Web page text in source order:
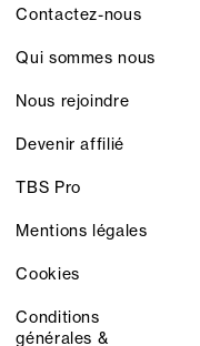
Contactez-nous
Qui sommes nous
Nous rejoindre
Devenir affilié
TBS Pro
Mentions légales
Cookies
Conditions
générales &